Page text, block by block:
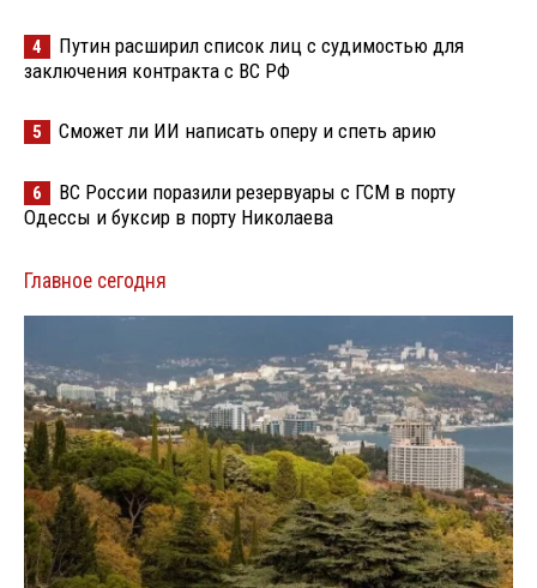
4
Путин расширил список лиц с судимостью для
заключения контракта с ВС РФ
5 Сможет ли ИИ написать оперу и спеть арию
6
ВС России поразили резервуары с ГСМ в порту
Одессы и буксир в порту Николаева
Главное сегодня